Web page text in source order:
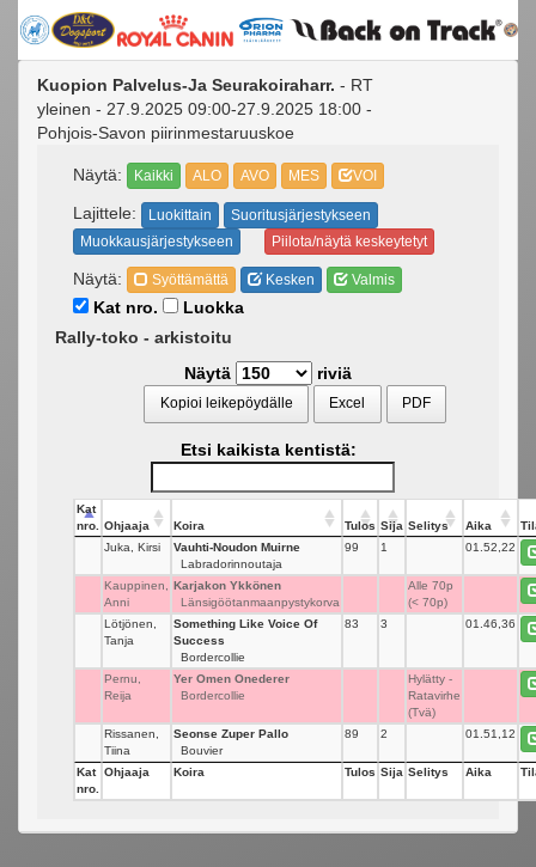
Kuopion Palvelus-Ja Seurakoiraharr. - RT
yleinen - 27.9.2025 09:00-27.9.2025 18:00 -
Pohjois-Savon piirinmestaruuskoe
Näytä: Kaikki ALO AVO MES VOI
Lajittele: Luokittain
Suoritusjärjestykseen
Muokkausjärjestykseen
Piilota/näytä keskeytetyt
Näytä: Syöttämättä Kesken Valmis
Kat nro.
Luokka
Rally-toko - arkistoitu
Näytä
riviä
Kopioi leikepöydälle Excel PDF
Etsi kaikista kentistä:
Kat
nro.
Ohjaaja Koira Tulos Sija Selitys Aika
Juka, Kirsi
Vauhti-Noudon Muirne
Labradorinnoutaja
99 1 01.52,22
Kauppinen,
Anni
Karjakon Ykkönen
Länsigöötanmaanpystykorva
Alle 70p
(< 70p)
Lötjönen,
Tanja
Something Like Voice Of
Success
Bordercollie
83 3 01.46,36
Pernu,
Reija
Yer Omen Onederer
Bordercollie
Hylätty -
Ratavirhe
(Tvä)
Rissanen,
Tiina
Seonse Zuper Pallo
Bouvier
89 2 01.51,12
Kat
nro.
Ohjaaja Koira Tulos Sija Selitys Aika